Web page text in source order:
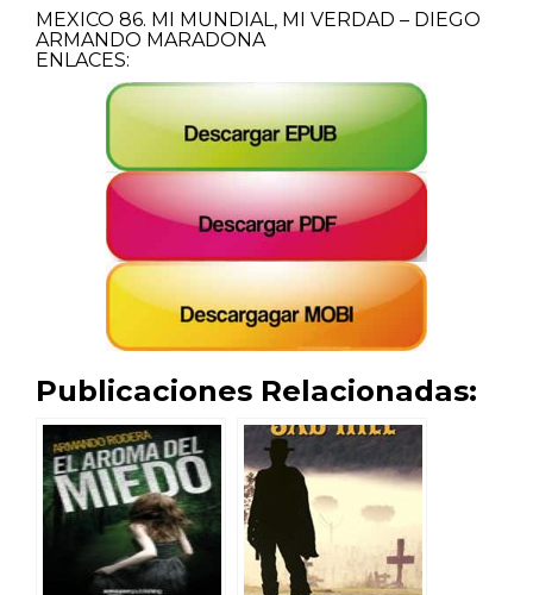
MEXICO 86. MI MUNDIAL, MI VERDAD – DIEGO
ARMANDO MARADONA
ENLACES:
Publicaciones Relacionadas: